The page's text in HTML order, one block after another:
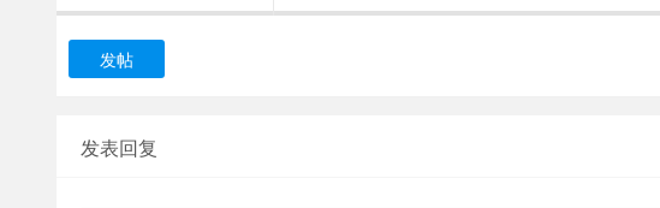
发帖
发表回复